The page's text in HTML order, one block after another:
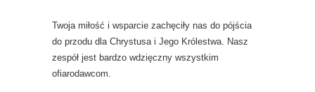
Twoja miłość i wsparcie zachęciły nas do pójścia
do przodu dla Chrystusa i Jego Królestwa. Nasz
zespół jest bardzo wdzięczny wszystkim
ofiarodawcom.